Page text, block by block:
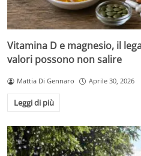
Vitamina D e magnesio, il
valori possono non salire
Mattia Di Gennaro Aprile 30, 2026
Leggi di più